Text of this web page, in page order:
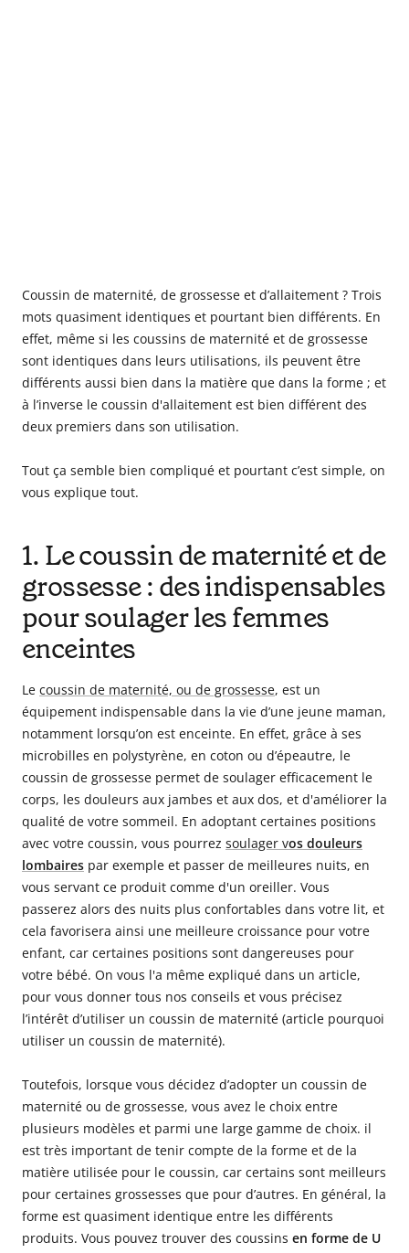
Coussin de maternité, de grossesse et d’allaitement ? Trois
mots quasiment identiques et pourtant bien différents. En
effet, même si les coussins de maternité et de grossesse
sont identiques dans leurs utilisations, ils peuvent être
différents aussi bien dans la matière que dans la forme ; et
à l’inverse le coussin d'allaitement est bien différent des
deux premiers dans son utilisation.
Tout ça semble bien compliqué et pourtant c’est simple, on
vous explique tout.
1. Le coussin de maternité et de
grossesse : des indispensables
pour soulager les femmes
enceintes
Le coussin de maternité, ou de grossesse, est un
équipement indispensable dans la vie d’une jeune maman,
notamment lorsqu’on est enceinte. En effet, grâce à ses
microbilles en polystyrène, en coton ou d’épeautre, le
coussin de grossesse permet de soulager efficacement le
corps, les douleurs aux jambes et aux dos, et d'améliorer la
qualité de votre sommeil. En adoptant certaines positions
avec votre coussin, vous pourrez soulager vos douleurs
lombaires par exemple et passer de meilleures nuits, en
vous servant ce produit comme d'un oreiller. Vous
passerez alors des nuits plus confortables dans votre lit, et
cela favorisera ainsi une meilleure croissance pour votre
enfant, car certaines positions sont dangereuses pour
votre bébé. On vous l'a même expliqué dans un article,
pour vous donner tous nos conseils et vous précisez
l’intérêt d’utiliser un coussin de maternité (article pourquoi
utiliser un coussin de maternité).
Toutefois, lorsque vous décidez d’adopter un coussin de
maternité ou de grossesse, vous avez le choix entre
plusieurs modèles et parmi une large gamme de choix. il
est très important de tenir compte de la forme et de la
matière utilisée pour le coussin, car certains sont meilleurs
pour certaines grossesses que pour d’autres. En général, la
forme est quasiment identique entre les différents
produits. Vous pouvez trouver des coussins en forme de U